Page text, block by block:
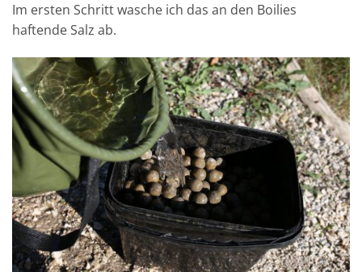
Im ersten Schritt wasche ich das an den Boilies
haftende Salz ab.